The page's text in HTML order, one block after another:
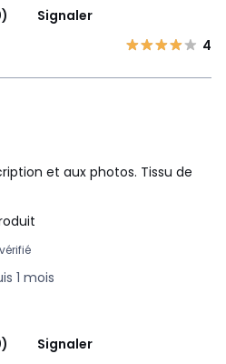
Signaler
4
et aux photos. Tissu de
1 mois
Signaler